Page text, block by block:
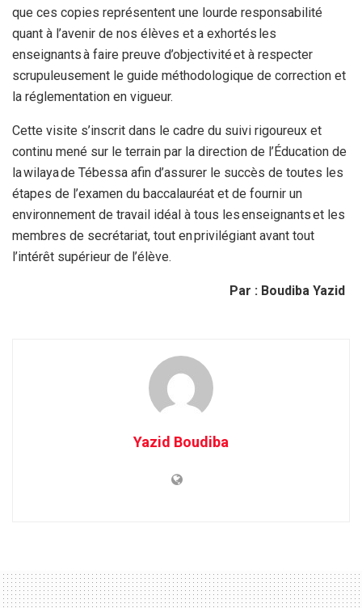
que ces copies représentent une lourde responsabilité
quant à l’avenir de nos élèves et a exhortés les
enseignants à faire preuve d’objectivité et à respecter
scrupuleusement le guide méthodologique de correction et
la réglementation en vigueur.
Cette visite s’inscrit dans le cadre du suivi rigoureux et
continu mené sur le terrain par la direction de l’Éducation de
la wilaya de Tébessa afin d’assurer le succès de toutes les
étapes de l’examen du baccalauréat et de fournir un
environnement de travail idéal à tous les enseignants et les
membres de secrétariat, tout en privilégiant avant tout
l’intérêt supérieur de l’élève.
Par : Boudiba Yazid
Yazid Boudiba